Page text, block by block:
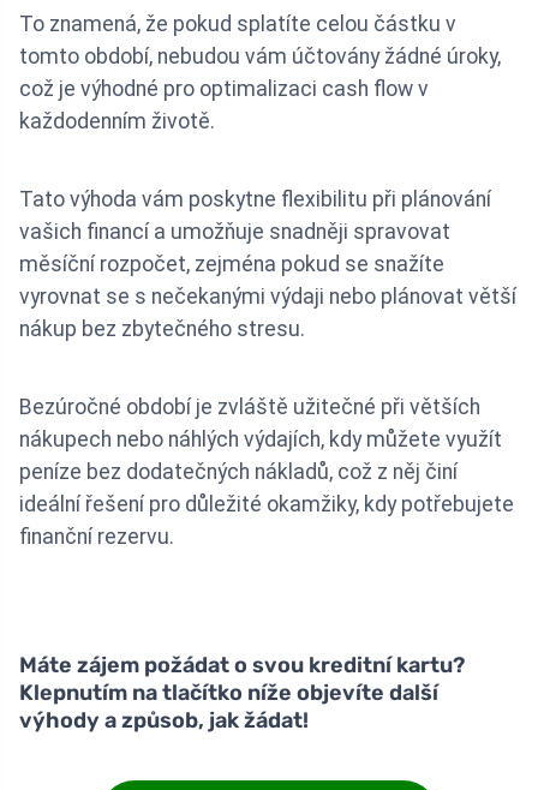
To znamená, že pokud splatíte celou částku v
tomto období, nebudou vám účtovány žádné úroky,
což je výhodné pro optimalizaci cash flow v
každodenním životě.
Tato výhoda vám poskytne flexibilitu při plánování
vašich financí a umožňuje snadněji spravovat
měsíční rozpočet, zejména pokud se snažíte
vyrovnat se s nečekanými výdaji nebo plánovat větší
nákup bez zbytečného stresu.
Bezúročné období je zvláště užitečné při větších
nákupech nebo náhlých výdajích, kdy můžete využít
peníze bez dodatečných nákladů, což z něj činí
ideální řešení pro důležité okamžiky, kdy potřebujete
finanční rezervu.
Máte zájem požádat o svou kreditní kartu?
Klepnutím na tlačítko níže objevíte další
výhody a způsob, jak žádat!